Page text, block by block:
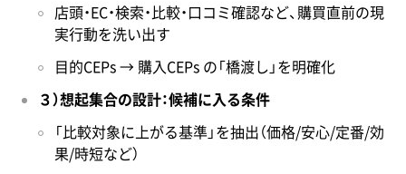
店頭・EC・検索・比較・口コミ確認など、購買直前の現
実行動を洗い出す
目的CEPs → 購入CEPs の「橋渡し」を明確化
３）想起集合の設計：候補に入る条件
「比較対象に上がる基準」を抽出（価格/安心/定番/効
果/時短など）